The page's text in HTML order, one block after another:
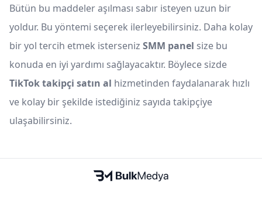
Bütün bu maddeler aşılması sabır isteyen uzun bir
yoldur. Bu yöntemi seçerek ilerleyebilirsiniz. Daha kolay
bir yol tercih etmek isterseniz SMM panel size bu
konuda en iyi yardımı sağlayacaktır. Böylece sizde
TikTok takipçi satın al hizmetinden faydalanarak hızlı
ve kolay bir şekilde istediğiniz sayıda takipçiye
ulaşabilirsiniz.